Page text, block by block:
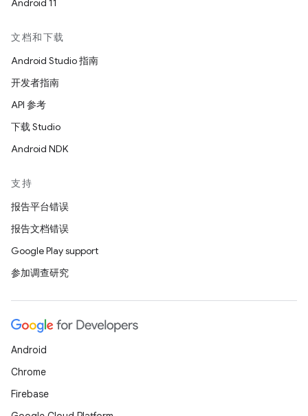
Android 11
文档和下载
Android Studio 指南
开发者指南
API 参考
下载 Studio
Android NDK
支持
报告平台错误
报告文档错误
Google Play support
参加调查研究
Android
Chrome
Firebase